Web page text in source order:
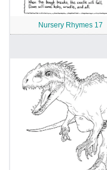
Nursery Rhymes 17